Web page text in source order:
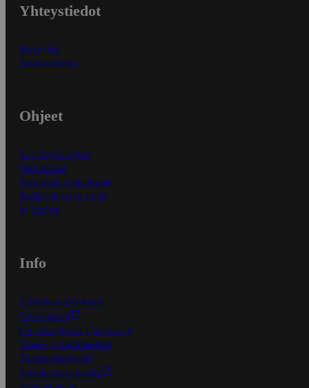
Yhteystiedot
Myymälät
Asiakaspalvelu
Ohjeet
Ensitilaajan ohjeet
Näin maksat
Näin tilaat ja muokkaat
Kaikki ohjeet ja vinkit
In English
Info
S-Business yrityksille
Oiva-raportit
Osuuskauppojen yhteystiedot
Tilaus- ja toimitusehdot
Tietosuojakäytäntö
Palvelun käyttöehdot